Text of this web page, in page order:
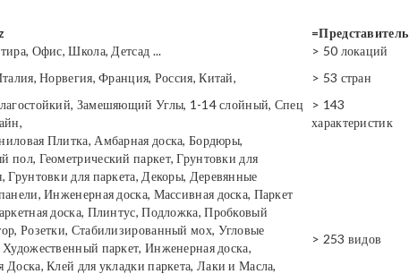
=Представитель
Офис, Школа, Детсад ...
> 50 локаций
Норвегия, Франция, Россия, Китай, > 53 стран
Замешяющий Углы, 1-14 слойный, Спец
> 143
характеристик
Плитка, Амбарная доска, Бордюры,
пол, Геометрический паркет, Грунтовки для
Грунтовки для паркета, Декоры, Деревянные
Инженерная доска, Массивная доска, Паркет
доска, Плинтус, Подложка, Пробковый
Розетки, Стабилизированный мох, Угловые
паркет, Инженерная доска,
Доска, Клей для укладки паркета, Лаки и Масла,
> 253 видов